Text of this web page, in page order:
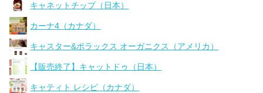
キャネットチップ（日本）
カーナ4（カナダ）
キャスター&ポラックス オーガニクス（アメリカ）
【販売終了】キャットドゥ（日本）
キャティト レシピ（カナダ）